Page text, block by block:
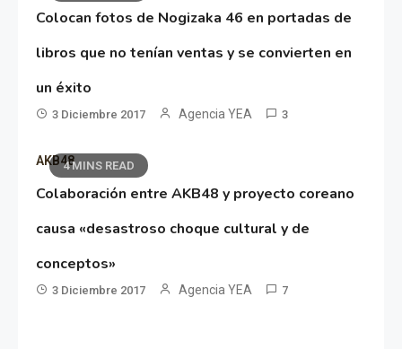
Colocan fotos de Nogizaka 46 en portadas de
libros que no tenían ventas y se convierten en
un éxito
3 Diciembre 2017 Agencia YEA 3
4 MINS READ
AKB48
Colaboración entre AKB48 y proyecto coreano
causa «desastroso choque cultural y de
conceptos»
3 Diciembre 2017 Agencia YEA 7